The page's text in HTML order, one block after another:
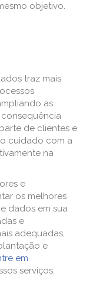
objetivo.
traz mais
as
de clientes e
cuidado com a
na
e
os melhores
dados em sua
e
adequadas,
e
em
serviços.